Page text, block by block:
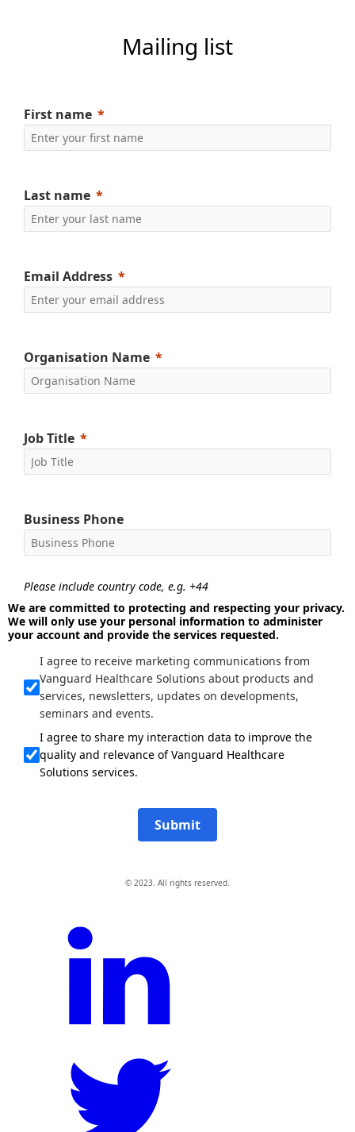
Mailing list
First name
Last name
Email Address
Organisation Name
Job Title
Business Phone
Please include country code, e.g. +44
We are committed to protecting and respecting your privacy.
We will only use your personal information to administer
your account and provide the services requested.
I agree to receive marketing communications from
Vanguard Healthcare Solutions about products and
services, newsletters, updates on developments,
seminars and events.
I agree to share my interaction data to improve the
quality and relevance of Vanguard Healthcare
Solutions services.
Submit
© 2023. All rights reserved.